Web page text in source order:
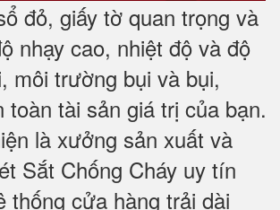
đỏ, giấy tờ quan trọng và
nhạy cao, nhiệt độ và độ
môi trường bụi và bụi,
toàn tài sản giá trị của bạn.
là xưởng sản xuất và
Sắt Chống Cháy uy tín
thống cửa hàng trải dài